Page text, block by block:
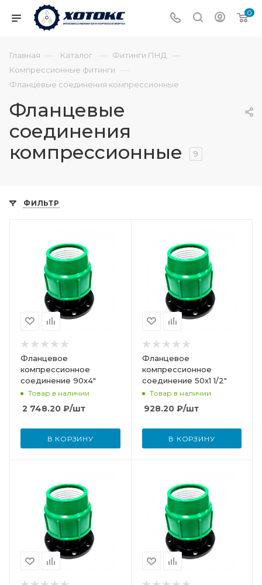
0
Главная — Каталог — Фитинги ПНД —
Компрессионные фитинги —
Фланцевые соединения компрессионные
Фланцевые
соединения
компрессионные
9
ФИЛЬТР
Фланцевое
компрессионное
соединение 90х4"
Товар в наличии
2 748.20 ₽/шт
В КОРЗИНУ
Фланцевое
компрессионное
соединение 50х1 1/2"
Товар в наличии
928.20₽/шт
В КОРЗИНУ